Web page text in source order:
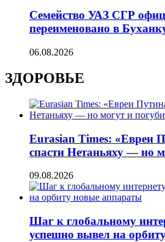
Семейство УАЗ СГР
переименовано в
06.08.2026
ЗДОРОВЬЕ
Eurasian Times: «Евреи
спасти Нетаньяху — но
09.08.2026
Шаг к глобальному
успешно вывел на